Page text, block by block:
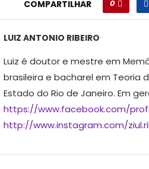
COMPARTILHAR 0
LUIZ ANTONIO RIBEIRO
Luiz é doutor e mestre em
brasileira e bacharel em Teoria
Estado do Rio de Janeiro. Em
https://www.facebook.com/
http://www.instagram.com/